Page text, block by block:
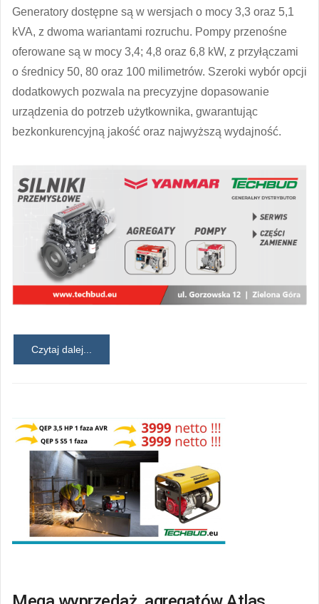
Generatory dostępne są w wersjach o mocy 3,3 oraz 5,1
kVA, z dwoma wariantami rozruchu. Pompy przenośne
oferowane są w mocy 3,4; 4,8 oraz 6,8 kW, z przyłączami
o średnicy 50, 80 oraz 100 milimetrów. Szeroki wybór opcji
dodatkowych pozwala na precyzyjne dopasowanie
urządzenia do potrzeb użytkownika, gwarantując
bezkonkurencyjną jakość oraz najwyższą wydajność.
Czytaj dalej...